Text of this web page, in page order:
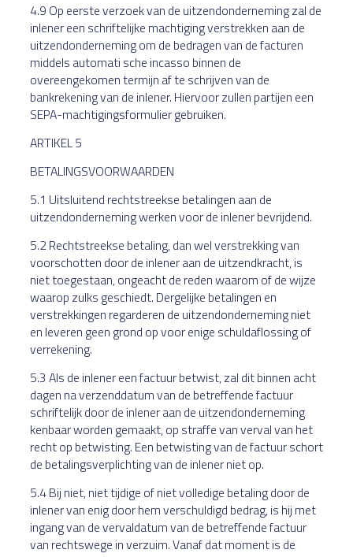
4.9 Op eerste verzoek van de uitzendonderneming zal de
inlener een schriftelijke machtiging verstrekken aan de
uitzendonderneming om de bedragen van de facturen
middels automati sche incasso binnen de
overeengekomen termijn af te schrijven van de
bankrekening van de inlener. Hiervoor zullen partijen een
SEPA-machtigingsformulier gebruiken.
ARTIKEL 5
BETALINGSVOORWAARDEN
5.1 Uitsluitend rechtstreekse betalingen aan de
uitzendonderneming werken voor de inlener bevrijdend.
5.2 Rechtstreekse betaling, dan wel verstrekking van
voorschotten door de inlener aan de uitzendkracht, is
niet toegestaan, ongeacht de reden waarom of de wijze
waarop zulks geschiedt. Dergelijke betalingen en
verstrekkingen regarderen de uitzendonderneming niet
en leveren geen grond op voor enige schuldaflossing of
verrekening.
5.3 Als de inlener een factuur betwist, zal dit binnen acht
dagen na verzenddatum van de betreffende factuur
schriftelijk door de inlener aan de uitzendonderneming
kenbaar worden gemaakt, op straffe van verval van het
recht op betwisting. Een betwisting van de factuur schort
de betalingsverplichting van de inlener niet op.
5.4 Bij niet, niet tijdige of niet volledige betaling door de
inlener van enig door hem verschuldigd bedrag, is hij met
ingang van de vervaldatum van de betreffende factuur
van rechtswege in verzuim. Vanaf dat moment is de